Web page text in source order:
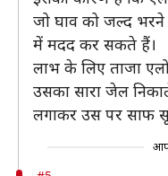
जो घाव को जल्द
में मदद कर सकते हैं।
लाभ के लिए ताजा
उसका सारा जेल
लगाकर उस पर साफ